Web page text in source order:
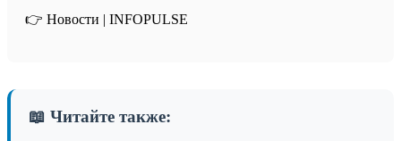
👉 Новости | INFOPULSE⁩
📖 Читайте также: